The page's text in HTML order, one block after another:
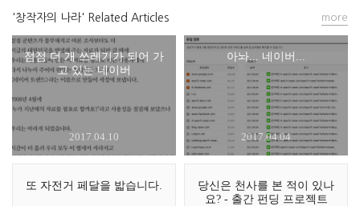
'창작자의 나라' Related Articles
점점 더 개 쓰레기가 되어 가
고 있는 네이버
2017.04.10
아놔... 네이버...
2017.04.04
또 자전거 페달을 밟습니다.
당신은 천사를 본 적이 있나
요? - 출간 펀딩 프로젝트
more